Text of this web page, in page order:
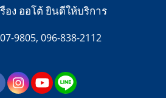
อง ออโต้ ยินดีให้บริการ
9805, 096-838-2112